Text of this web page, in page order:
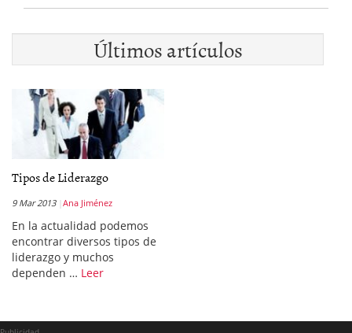
Últimos artículos
Tipos de Liderazgo
9 Mar 2013 Ana Jiménez
En la actualidad podemos
encontrar diversos tipos de
liderazgo y muchos
dependen … Leer